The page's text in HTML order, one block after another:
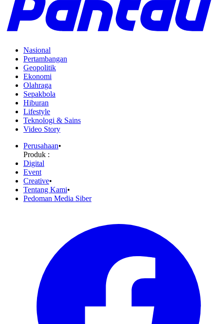
Nasional
Pertambangan
Geopolitik
Ekonomi
Olahraga
Sepakbola
Hiburan
Lifestyle
Teknologi & Sains
Video Story
Perusahaan•
Produk :
Digital
Event
Creative•
Tentang Kami•
Pedoman Media Siber